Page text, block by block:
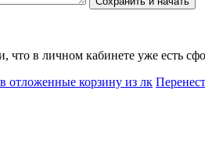
в личном кабинете уже есть
отложенные корзину из лк